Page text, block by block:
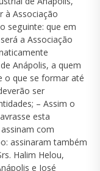
à Associação
seguinte: que em
a Associação
Anápolis, a quem
o que se formar até
ser
– Assim o
esta
com
assinaram também
Halim Helou,
e José